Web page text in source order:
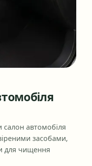
салон автомобіля
засобами,
для чищення